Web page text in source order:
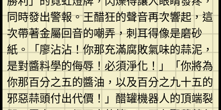
同時發出警報。王醋狂的聲音再次響起，這
次帶著金屬回音的嘲弄，刺耳得像是磨砂
紙。「廖沾沾！你那充滿腐敗氣味的蒜泥，
是對醬料學的侮辱！必須淨化！」「你將為
你那百分之五的醬油，以及百分之九十五的
邪惡蒜頭付出代價！」醋罐機器人的頂端裂